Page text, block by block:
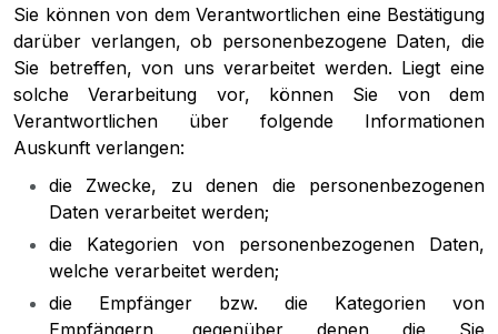
Sie können von dem Verantwortlichen eine Bestätigung
darüber verlangen, ob personenbezogene Daten, die
Sie betreffen, von uns verarbeitet werden. Liegt eine
solche Verarbeitung vor, können Sie von dem
Verantwortlichen über folgende Informationen
Auskunft verlangen:
die Zwecke, zu denen die personenbezogenen
Daten verarbeitet werden;
die Kategorien von personenbezogenen Daten,
welche verarbeitet werden;
die Empfänger bzw. die Kategorien von
Empfängern, gegenüber denen die Sie